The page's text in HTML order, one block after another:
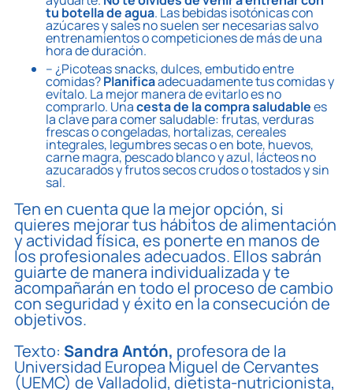
tu botella de agua. Las bebidas isotónicas con
azúcares y sales no suelen ser necesarias salvo
entrenamientos o competiciones de más de una
hora de duración.
– ¿Picoteas snacks, dulces, embutido entre
comidas?Planificaadecuadamente tus comidas y
evítalo. La mejor manera de evitarlo es no
comprarlo. Unacesta de la compra saludablees
la clave para comer saludable: frutas, verduras
frescas o congeladas, hortalizas, cereales
integrales, legumbres secas o en bote, huevos,
carne magra, pescado blanco y azul, lácteos no
azucarados y frutos secos crudos o tostados y sin
sal.
Ten en cuenta que la mejor opción, si
quieres mejorar tus hábitos de alimentación
y actividad física, es ponerte en manos de
los profesionales adecuados. Ellos sabrán
guiarte de manera individualizada y te
acompañarán en todo el proceso de cambio
con seguridad y éxito en la consecución de
objetivos.
Texto: Sandra Antón, profesora de la
Universidad Europea Miguel de Cervantes
(UEMC) de Valladolid, dietista-nutricionista,